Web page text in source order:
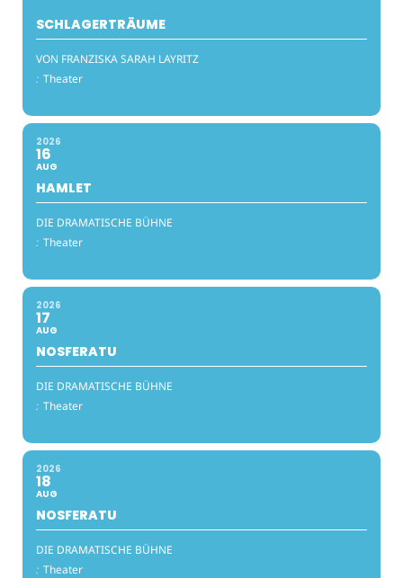
SCHLAGERTRÄUME
VON FRANZISKA SARAH LAYRITZ
: Theater
2026
16
AUG
HAMLET
DIE DRAMATISCHE BÜHNE
: Theater
2026
17
AUG
NOSFERATU
DIE DRAMATISCHE BÜHNE
: Theater
2026
18
AUG
NOSFERATU
DIE DRAMATISCHE BÜHNE
: Theater